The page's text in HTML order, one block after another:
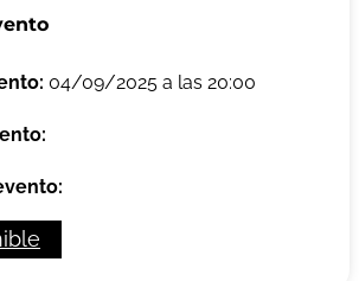
04/09/2025 a las 20:00